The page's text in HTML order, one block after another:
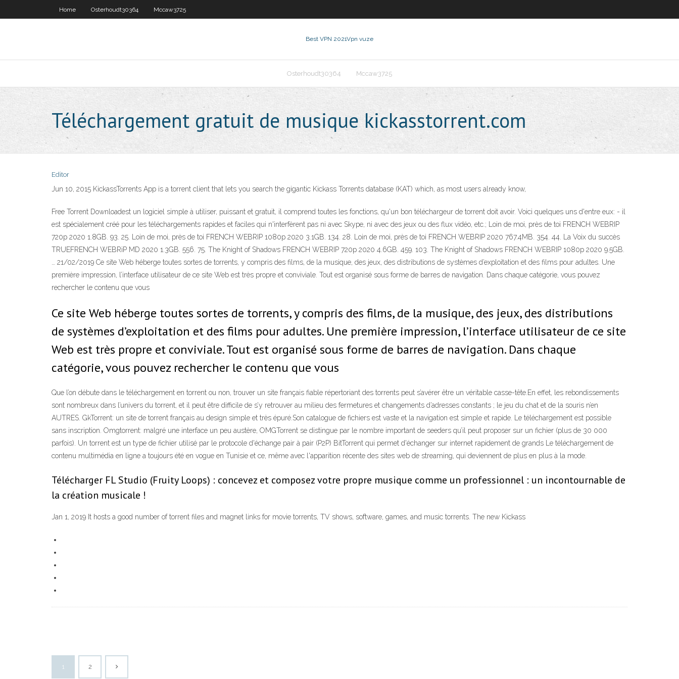
Home Osterhoudt30364 Mccaw3725
Best VPN 2021Vpn vuze
Osterhoudt30364 Mccaw3725
Téléchargement gratuit de musique kickasstorrent.com
Editor
Jun 10, 2015 KickassTorrents App is a torrent client that lets you search the gigantic Kickass Torrents database (KAT) which, as most users already know,
Free Torrent Downloadest un logiciel simple à utiliser, puissant et gratuit, il comprend toutes les fonctions, qu'un bon téléchargeur de torrent doit avoir. Voici quelques uns d'entre eux: - il
est spécialement créé pour les téléchargements rapides et faciles qui n'interfèrent pas ni avec Skype, ni avec des jeux ou des flux vidéo, etc.; Loin de moi, près de toi FRENCH WEBRIP
720p 2020 1.8GB. 93. 25. Loin de moi, près de toi FRENCH WEBRIP 1080p 2020 3.1GB. 134. 28. Loin de moi, près de toi FRENCH WEBRIP 2020 767.4MB. 354. 44. La Voix du succès
TRUEFRENCH WEBRiP MD 2020 1.3GB. 556. 75. The Knight of Shadows FRENCH WEBRIP 720p 2020 4.6GB. 459. 103. The Knight of Shadows FRENCH WEBRIP 1080p 2020 9.5GB.
… 21/02/2019 Ce site Web héberge toutes sortes de torrents, y compris des films, de la musique, des jeux, des distributions de systèmes d’exploitation et des films pour adultes. Une
première impression, l’interface utilisateur de ce site Web est très propre et conviviale. Tout est organisé sous forme de barres de navigation. Dans chaque catégorie, vous pouvez
rechercher le contenu que vous
Ce site Web héberge toutes sortes de torrents, y compris des films, de la musique, des jeux, des distributions
de systèmes d’exploitation et des films pour adultes. Une première impression, l’interface utilisateur de ce site
Web est très propre et conviviale. Tout est organisé sous forme de barres de navigation. Dans chaque
catégorie, vous pouvez rechercher le contenu que vous
Que l’on débute dans le téléchargement en torrent ou non, trouver un site français fiable répertoriant des torrents peut s’avérer être un véritable casse-tête.En effet, les rebondissements
sont nombreux dans l’univers du torrent, et il peut être difficile de s’y retrouver au milieu des fermetures et changements d’adresses constants ; le jeu du chat et de la souris n’en
AUTRES. GkTorrent: un site de torrent français au design simple et très épuré.Son catalogue de fichiers est vaste et la navigation est simple et rapide. Le téléchargement est possible
sans inscription. Omgtorrent: malgré une interface un peu austère, OMGTorrent se distingue par le nombre important de seeders qu’il peut proposer sur un fichier (plus de 30 000
parfois). Un torrent est un type de fichier utilisé par le protocole d'échange pair à pair (P2P) BitTorrent qui permet d'échanger sur internet rapidement de grands Le téléchargement de
contenu multimédia en ligne a toujours été en vogue en Tunisie et ce, même avec l'apparition récente des sites web de streaming, qui deviennent de plus en plus à la mode.
Télécharger FL Studio (Fruity Loops) : concevez et composez votre propre musique comme un professionnel : un incontournable de
la création musicale !
Jan 1, 2019 It hosts a good number of torrent files and magnet links for movie torrents, TV shows, software, games, and music torrents. The new Kickass
1 2